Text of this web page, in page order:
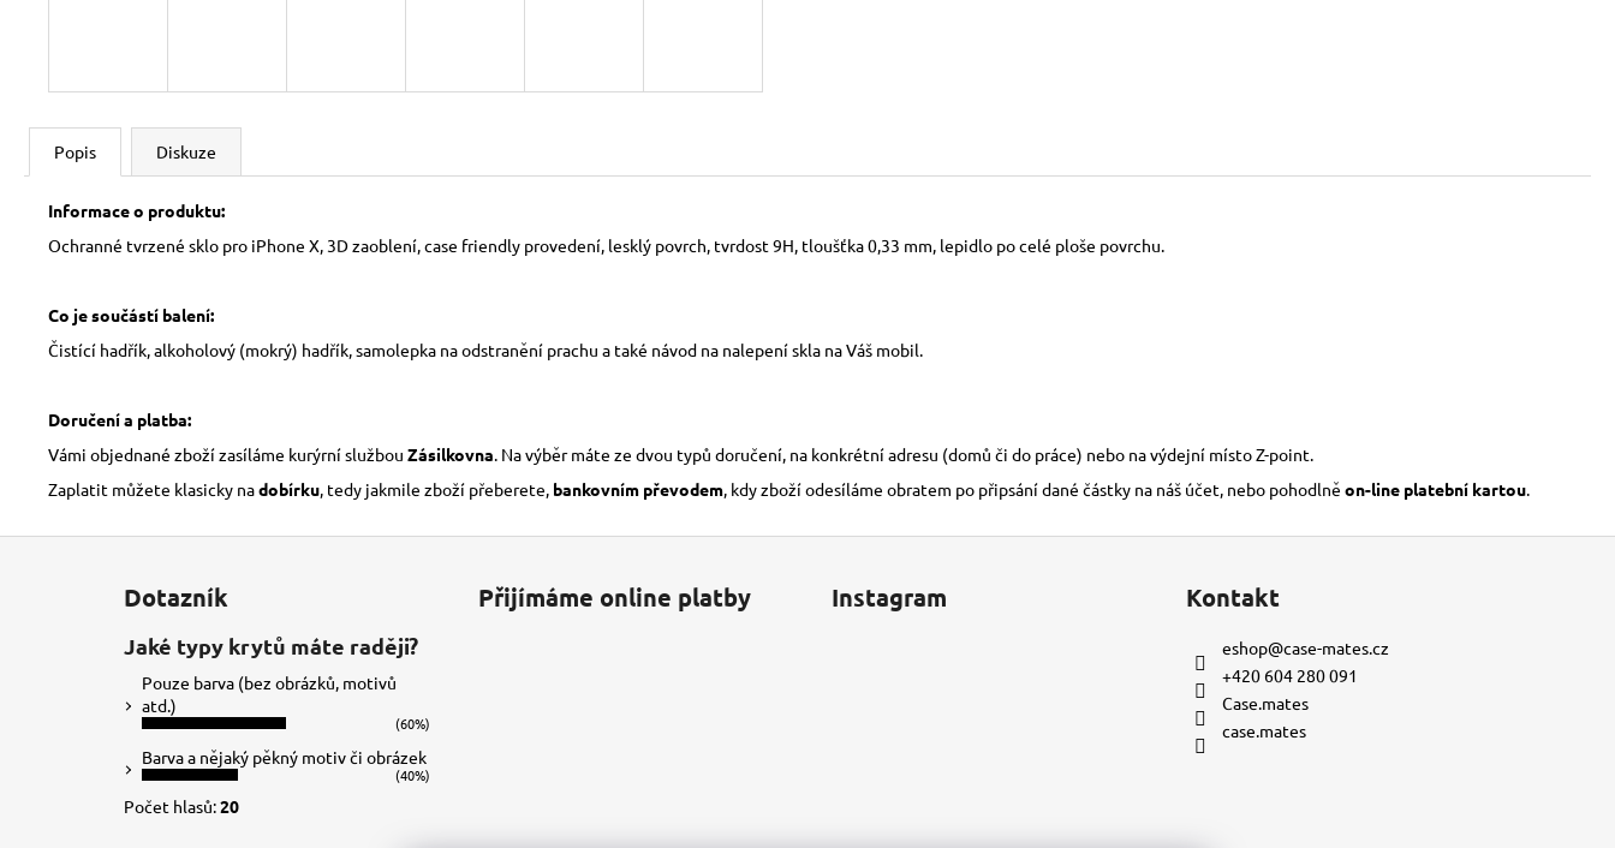
Popis Diskuze
Informace o produktu:
Ochranné tvrzené sklo pro iPhone X, 3D zaoblení, case friendly provedení, lesklý povrch, tvrdost 9H, tloušťka 0,33 mm, lepidlo po celé ploše povrchu.
Co je součástí balení:
Čistící hadřík, alkoholový (mokrý) hadřík, samolepka na odstranění prachu a také návod na nalepení skla na Váš mobil.
Doručení a platba:
Vámi objednané zboží zasíláme kurýrní službou Zásilkovna. Na výběr máte ze dvou typů doručení, na konkrétní adresu (domů či do práce) nebo na výdejní místo Z-point.
Zaplatit můžete klasicky nadobírku, tedy jakmile zboží přeberete, bankovním převodem, kdy zboží odesíláme obratem po připsání dané částky na náš účet, nebo pohodlně on-line platební kartou.
Dotazník
Jaké typy krytů máte raději?
Pouze barva (bez obrázků, motivů
atd.)
(60%)
Barva a nějaký pěkný motiv či obrázek
(40%)
Počet hlasů:20
Přijímáme online platby Instagram Kontakt
eshop@case-mates.cz
+420 604 280 091
Case.mates
case.mates